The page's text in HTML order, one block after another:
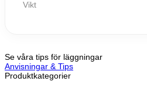
Vikt
Se våra tips för läggningar
Anvisningar & Tips
Produktkategorier